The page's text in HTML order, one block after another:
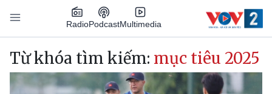
Nhảy đến nội dung
RadioPodcastMultimedia
Main navigation
Từ khóa tìm kiếm: mục tiêu 2025